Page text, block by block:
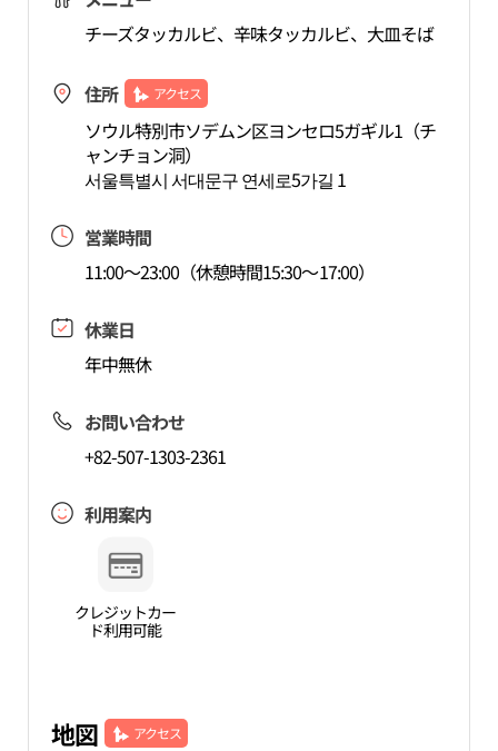
チーズタッカルビ、辛味タッカルビ、大皿そば
住所 アクセス
ソウル特別市ソデムン区ヨンセロ5ガギル1（チ
ャンチョン洞）
서울특별시 서대문구 연세로5가길 1
営業時間
11:00～23:00（休憩時間15:30～17:00）
休業日
年中無休
お問い合わせ
+82-507-1303-2361
利用案内
クレジットカー
ド利用可能
地図 アクセス